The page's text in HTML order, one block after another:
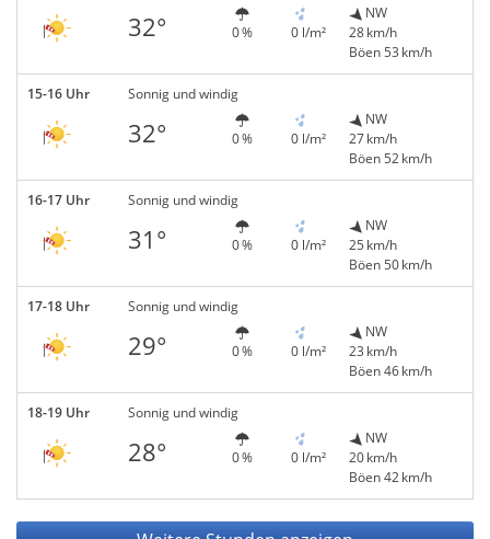
32° 0 % 0 l/m²
NW
28 km/h
Böen 53 km/h
15-16 Uhr Sonnig und windig
32° 0 % 0 l/m²
NW
27 km/h
Böen 52 km/h
16-17 Uhr Sonnig und windig
31° 0 % 0 l/m²
NW
25 km/h
Böen 50 km/h
17-18 Uhr Sonnig und windig
29° 0 % 0 l/m²
NW
23 km/h
Böen 46 km/h
18-19 Uhr Sonnig und windig
28° 0 % 0 l/m²
NW
20 km/h
Böen 42 km/h